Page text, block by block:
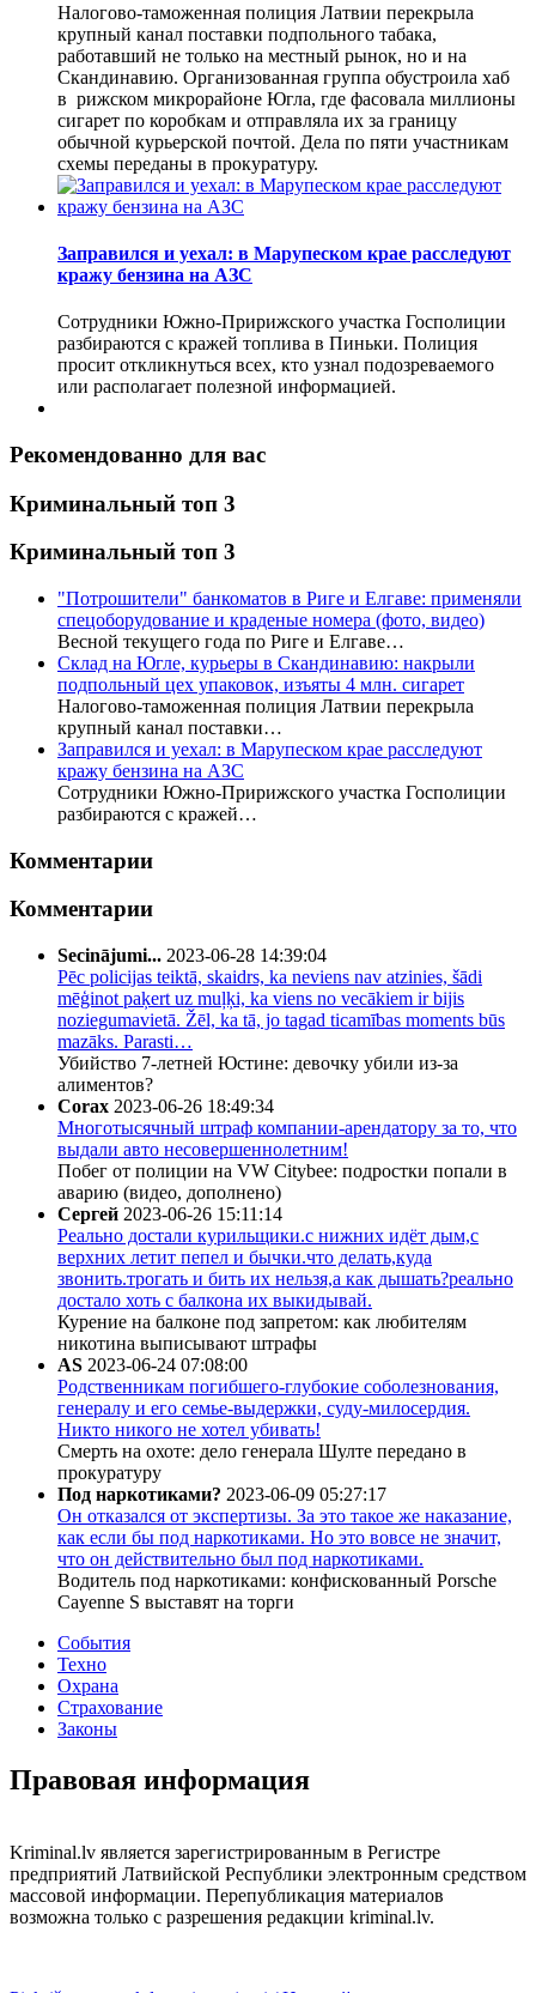
Налогово-таможенная полиция Латвии перекрыла
крупный канал поставки подпольного табака,
работавший не только на местный рынок, но и на
Скандинавию. Организованная группа обустроила хаб
в рижском микрорайоне Югла, где фасовала миллионы
сигарет по коробкам и отправляла их за границу
обычной курьерской почтой. Дела по пяти участникам
схемы переданы в прокуратуру.
Заправился и уехал: в Марупеском крае расследуют
кражу бензина на АЗС
Сотрудники Южно-Пририжского участка Госполиции
разбираются с кражей топлива в Пиньки. Полиция
просит откликнуться всех, кто узнал подозреваемого
или располагает полезной информацией.
Рекомендованно для вас
Криминальный топ 3
Криминальный топ 3
"Потрошители" банкоматов в Риге и Елгаве: применяли
спецоборудование и краденые номера (фото, видео)
Весной текущего года по Риге и Елгаве…
Склад на Югле, курьеры в Скандинавию: накрыли
подпольный цех упаковок, изъяты 4 млн. сигарет
Налогово-таможенная полиция Латвии перекрыла
крупный канал поставки…
Заправился и уехал: в Марупеском крае расследуют
кражу бензина на АЗС
Сотрудники Южно-Пририжского участка Госполиции
разбираются с кражей…
Комментарии
Комментарии
Secinājumi... 2023-06-28 14:39:04
Pēc policijas teiktā, skaidrs, ka neviens nav atzinies, šādi
mēģinot paķert uz muļķi, ka viens no vecākiem ir bijis
noziegumavietā. Žēl, ka tā, jo tagad ticamības moments būs
mazāks. Parasti…
Убийство 7-летней Юстине: девочку убили из-за
алиментов?
Corax 2023-06-26 18:49:34
Многотысячный штраф компании-арендатору за то, что
выдали авто несовершеннолетним!
Побег от полиции на VW Citybee: подростки попали в
аварию (видео, дополнено)
Сергей 2023-06-26 15:11:14
Реально достали курильщики.с нижних идёт дым,с
верхних летит пепел и бычки.что делать,куда
звонить.трогать и бить их нельзя,а как дышать?реально
достало хоть с балкона их выкидывай.
Курение на балконе под запретом: как любителям
никотина выписывают штрафы
AS 2023-06-24 07:08:00
Родственникам погибшего-глубокие соболезнования,
генералу и его семье-выдержки, суду-милосердия.
Никто никого не хотел убивать!
Смерть на охоте: дело генерала Шулте передано в
прокуратуру
Под наркотиками? 2023-06-09 05:27:17
Он отказался от экспертизы. За это такое же наказание,
как если бы под наркотиками. Но это вовсе не значит,
что он действительно был под наркотиками.
Водитель под наркотиками: конфискованный Porsche
Cayenne S выставят на торги
События
Техно
Охрана
Страхование
Законы
Правовая информация
Kriminal.lv является зарегистрированным в Регистре
предприятий Латвийской Республики электронным средством
массовой информации. Перепубликация материалов
возможна только с разрешения редакции kriminal.lv.